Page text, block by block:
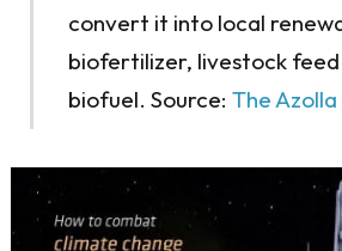
convert it into local
biofertilizer, livestock feed
biofuel. Source: The